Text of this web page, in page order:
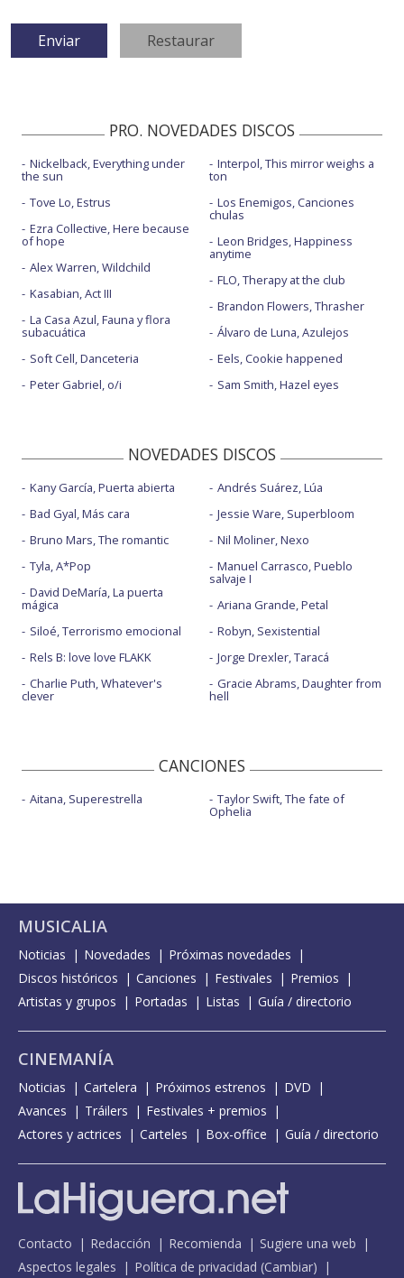
PRO. NOVEDADES DISCOS
Nickelback, Everything under
the sun
Tove Lo, Estrus
Ezra Collective, Here because
of hope
Alex Warren, Wildchild
Kasabian, Act III
La Casa Azul, Fauna y flora
subacuática
Soft Cell, Danceteria
Peter Gabriel, o/i
Interpol, This mirror weighs a
ton
Los Enemigos, Canciones
chulas
Leon Bridges, Happiness
anytime
FLO, Therapy at the club
Brandon Flowers, Thrasher
Álvaro de Luna, Azulejos
Eels, Cookie happened
Sam Smith, Hazel eyes
NOVEDADES DISCOS
Kany García, Puerta abierta
Bad Gyal, Más cara
Bruno Mars, The romantic
Tyla, A*Pop
David DeMaría, La puerta
mágica
Siloé, Terrorismo emocional
Rels B: love love FLAKK
Charlie Puth, Whatever's
clever
Andrés Suárez, Lúa
Jessie Ware, Superbloom
Nil Moliner, Nexo
Manuel Carrasco, Pueblo
salvaje I
Ariana Grande, Petal
Robyn, Sexistential
Jorge Drexler, Taracá
Gracie Abrams, Daughter from
hell
CANCIONES
Aitana, Superestrella Taylor Swift, The fate of
Ophelia
MUSICALIA
Noticias Novedades
Próximas novedades
Discos históricos
Canciones Festivales
Premios
Artistas y grupos
Portadas Listas Guía / directorio
CINEMANÍA
Noticias Cartelera Próximos estrenos
DVD
Avances
Tráilers
Festivales + premios
Actores y actrices
Carteles Box-office Guía / directorio
Contacto Redacción Recomienda
Sugiere una web
Aspectos legales
Política de privacidad (Cambiar)